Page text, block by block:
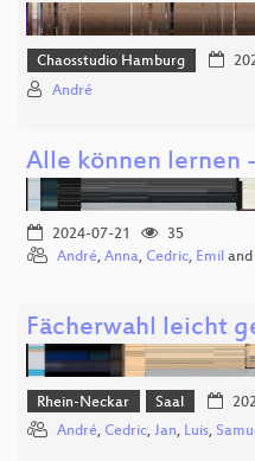
Chaosstudio Hamburg
André
Alle können lernen
2024-07-21
35
André, Anna, Cedric, Emil and
Fächerwahl leicht
Rhein-Neckar Saal
André, Cedric, Jan, Luis,